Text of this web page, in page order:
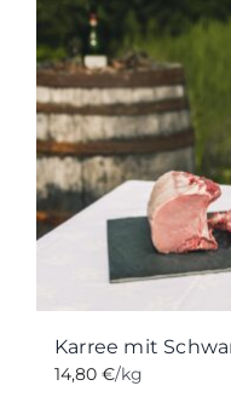
Karree mit
14,80 €/kg